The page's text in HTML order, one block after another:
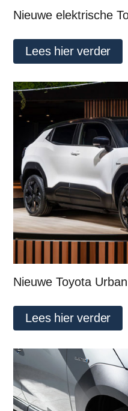
Nieuwe elektrische
Lees hier verder
Nieuwe Toyota
Lees hier verder